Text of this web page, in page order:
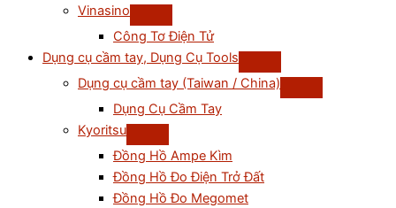
Vinasino
Công Tơ Điện Tử
Dụng cụ cầm tay, Dụng Cụ Tools
Dụng cụ cầm tay (Taiwan / China)
Dụng Cụ Cầm Tay
Kyoritsu
Đồng Hồ Ampe Kìm
Đồng Hồ Đo Điện Trở Đất
Đồng Hồ Đo Megomet